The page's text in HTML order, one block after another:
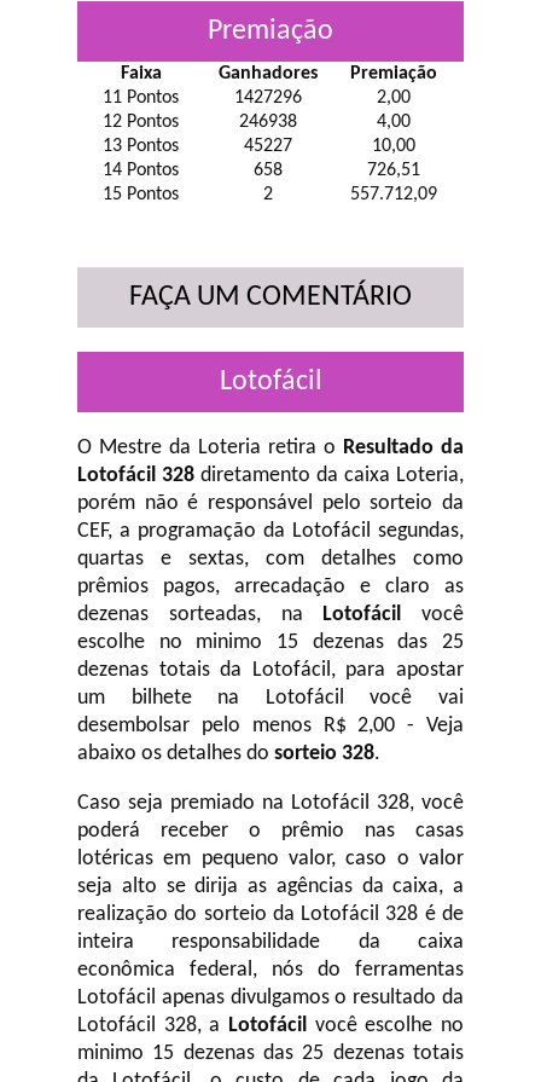
Premiação
Faixa Ganhadores
Premiação
11 Pontos
1427296
2,00
12 Pontos
246938
4,00
13 Pontos
45227
10,00
14 Pontos
658
726,51
15 Pontos
2 557.712,09
FAÇA UM COMENTÁRIO
Lotofácil
O Mestre da Loteria retira o Resultado da
Lotofácil 328 diretamento da caixa Loteria,
porém não é responsável pelo sorteio da
CEF, a programação da Lotofácil segundas,
quartas e sextas, com detalhes como
prêmios pagos, arrecadação e claro as
dezenas sorteadas, na Lotofácil você
escolhe no minimo 15 dezenas das 25
dezenas totais da Lotofácil, para apostar
um bilhete na Lotofácil você vai
desembolsar pelo menos R$ 2,00 - Veja
abaixo os detalhes do sorteio 328.
Caso seja premiado na Lotofácil 328, você
poderá receber o prêmio nas casas
lotéricas em pequeno valor, caso o valor
seja alto se dirija as agências da caixa, a
realização do sorteio da Lotofácil 328 é de
inteira responsabilidade da caixa
econômica federal, nós do ferramentas
Lotofácil apenas divulgamos o resultado da
Lotofácil 328, a Lotofácil você escolhe no
minimo 15 dezenas das 25 dezenas totais